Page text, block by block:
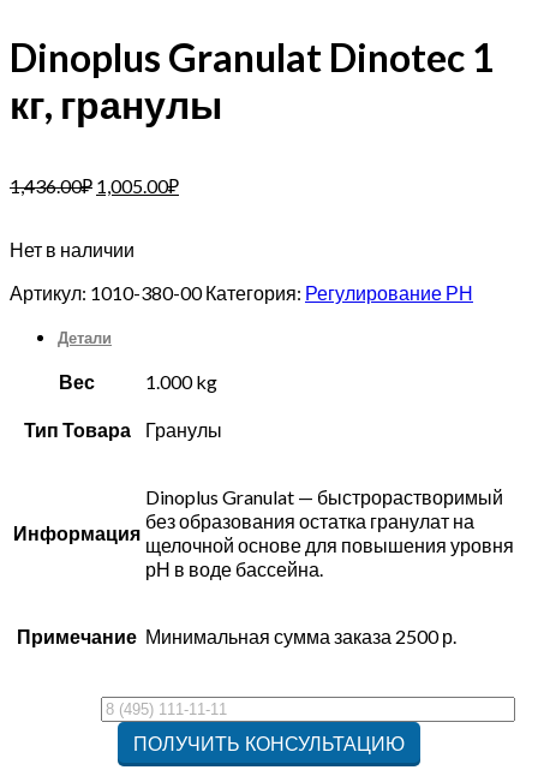
Dinoplus Granulat Dinotec 1
кг, гранулы
1,436.00₽ 1,005.00₽
Нет в наличии
Артикул: 1010-380-00 Категория: Регулирование РН
Детали
Вес 1.000 kg
Тип Товара Гранулы
Информация
Dinoplus Granulat — быстрорастворимый
без образования остатка гранулат на
щелочной основе для повышения уровня
рН в воде бассейна.
Примечание Минимальная сумма заказа 2500 р.